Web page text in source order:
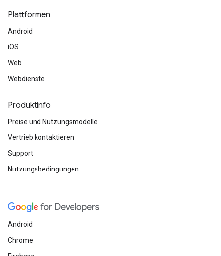
Plattformen
Android
iOS
Web
Webdienste
Produktinfo
Preise und Nutzungsmodelle
Vertrieb kontaktieren
Support
Nutzungsbedingungen
Android
Chrome